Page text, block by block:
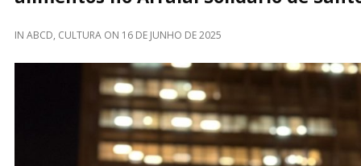
IN ABCD, CULTURA ON 16 DE JUNHO DE 2025